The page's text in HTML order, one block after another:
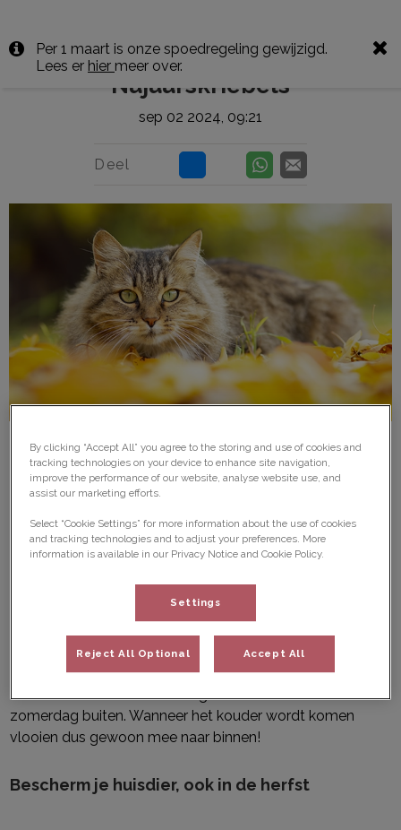
Per 1 maart is onze spoedregeling gewijzigd.
Lees er hier meer over.
Najaarskriebels
sep 02 2024, 09:21
Deel
Najaarskriebels!
Als je aan vlooien denkt, denk je waarschijnlijk aan de
het najaar de kans op een infectie met vlooien bij je hond
of kat minstens zo groot als in de zomer. Een verwarmd
zomerdag buiten. Wanneer het kouder wordt komen
vlooien dus gewoon mee naar binnen!
Bescherm je huisdier, ook in de herfst
By clicking “Accept All” you agree to the storing and use of cookies and
tracking technologies on your device to enhance site navigation,
improve the performance of our website, analyse website use, and
assist our marketing efforts.
Select “Cookie Settings” for more information about the use of cookies
and tracking technologies and to adjust your preferences. More
information is available in our Privacy Notice and Cookie Policy.
Settings
Reject All Optional Accept All